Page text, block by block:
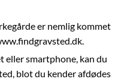
er nemlig kommet
eller smartphone, kan du
blot du kender afdødes